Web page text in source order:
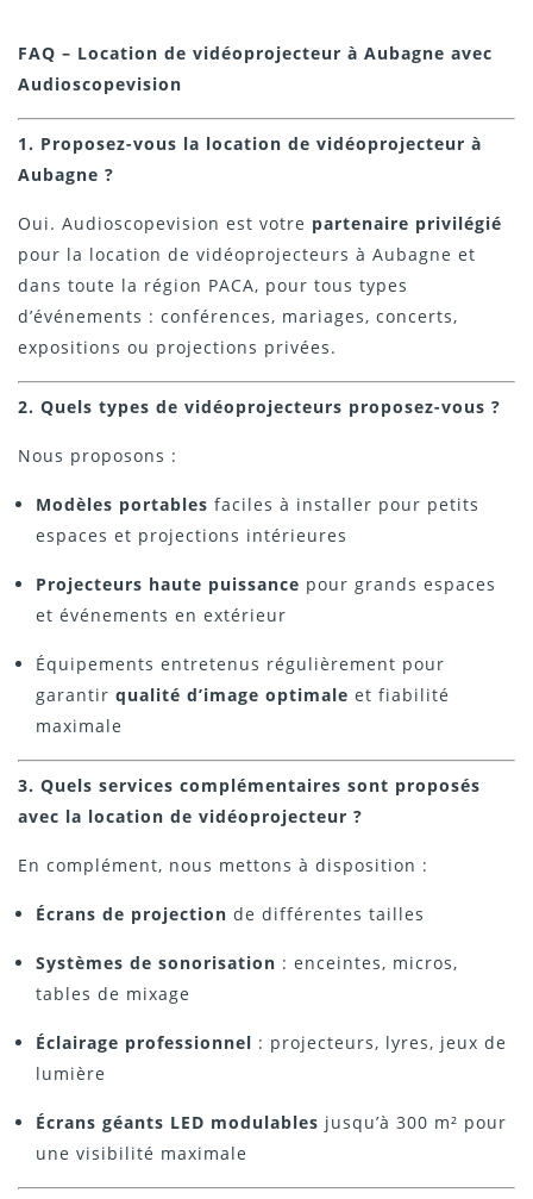
FAQ – Location de vidéoprojecteur à Aubagne avec
Audioscopevision
1. Proposez-vous la location de vidéoprojecteur à
Aubagne ?
Oui. Audioscopevision est votre partenaire privilégié
pour la location de vidéoprojecteurs à Aubagne et
dans toute la région PACA, pour tous types
d’événements : conférences, mariages, concerts,
expositions ou projections privées.
2. Quels types de vidéoprojecteurs proposez-vous ?
Nous proposons :
Modèles portables faciles à installer pour petits
espaces et projections intérieures
Projecteurs haute puissance pour grands espaces
et événements en extérieur
Équipements entretenus régulièrement pour
garantir qualité d’image optimale et fiabilité
maximale
3. Quels services complémentaires sont proposés
avec la location de vidéoprojecteur ?
En complément, nous mettons à disposition :
Écrans de projection de différentes tailles
Systèmes de sonorisation : enceintes, micros,
tables de mixage
Éclairage professionnel : projecteurs, lyres, jeux de
lumière
Écrans géants LED modulables jusqu’à 300 m² pour
une visibilité maximale